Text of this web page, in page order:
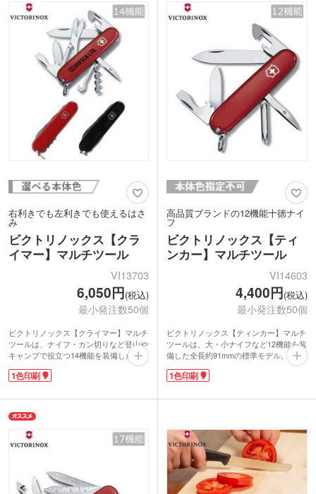
印刷をして永年勤続や会社の周年記念品
にぴったりです。
1.マイナスドライバー(小)3mm、2.ピン
セット(毛抜き)、3.ツースピック(つまよ
うじ)、4.はさみ、5.つめやすり、6.ボー
ルペン(ブルー)、7.ピン、8.クラフトブ
レード(レターオープナー)、9.スケール
(cm)、10.スケール(inch)
動画提供 : Victorinox AG
の周年記念品にぴったりです。多機能な
ブランド製マルチツールは、アウトドア
や災害時に役立つノベルティです。
1.ラージブレード(大刃)、2.スモールブ
レード(小刃)、3.コルクせん抜き、4.カ
ン切り、5.マイナスドライバー
(小)3mm、6.せん抜き、7.マイナスドラ
イバー(大)6mm、8.ワイヤーストリッパ
ー、9.リーマー(穴あけ)/パンチ、10.キー
リング、11.ピンセット(毛抜き)、12.ツ
ースピック(つまようじ)、13.はさみ、
14.マルチフック、15.のこぎり
Japan
右利きでも左利きでも使えるはさ
み
ビクトリノックス【クラ
イマー】マルチツール
VI13703
6,050円(税込)
最小発注数50個
ビクトリノックス【クライマー】マルチ
ツールは、ナイフ・カン切りなど登山や
キャンプで役立つ14機能を装備した標準
モデルのマルチツール。握りやすく使い
やすいサイズです。配合にこだわったス
く、切れ味抜群。
本体にオリジナル印刷をして卒業記念品
や、会社の周年記念品にぴったりです。
多機能なブランド製マルチツールは、ア
ウトドアなど趣味の時間を充実させてく
■機能
1.ラージブレード(大刃)、2.スモールブ
1色印刷
高品質ブランドの12機能十徳ナイ
フ
ビクトリノックス【ティ
ンカー】マルチツール
VI14603
4,400円(税込)
最小発注数50個
ビクトリノックス【ティンカー】マルチ
ツールは、大・小ナイフなど12機能を装
備した全長約91mmの標準モデル。世界
で愛されるブランドメーカー品です。ビ
クトリノックスの代表的な「オフィサー
ルの原点となるモデルです。配合にこだ
多いプラスドライバー付きなので、ゆる
んだネジを閉めるのにも役立ちます。
本体には1色印刷が可能です。オリジナ
ル印刷をしてコンペの賞品や、周年記念
品に。ブランド製マルチツールは特別な
記念品として、もらった人の印象に残る
1色印刷